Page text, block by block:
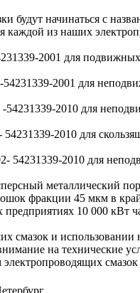
будут начинаться
каждой из наших
2001 для подвижных
2001 для
2010 для
2010 для
2010 для
металлический
фракции 45 мкм в
10 000 кВт
смазок и
на
смазок